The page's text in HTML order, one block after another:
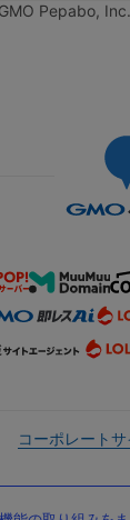
Pepabo,
コーポレートサ